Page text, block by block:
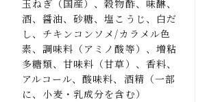
玉ねぎ（国産）、穀物酢、味醂、
酒、醤油、砂糖、塩こうじ、白だ
し、チキンコンソメ/カラメル色
素、調味料（アミノ酸等）、増粘
多糖類、甘味料（甘草）、香料、
アルコール、酸味料、酒精（一部
に、小麦・乳成分を含む）